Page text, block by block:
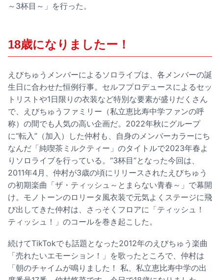
～3杯目～」を行った。
18歳になりましたー！
えびちゅうメンバーによるソロライブは、各メンバーの誕
生日に合わせた恒例行事。セルフプロデュースによるセッ
トリストや1日限りの衣装など特別な要素が盛りだくさん
で、えびちゅうファミリー（私立恵比寿中学ファンの呼
称）の間でも人気の高い企画だ。2022年秋にグループ
に“転入”（加入）した仲村も、自身のメンバーカラーにち
なんだ「純喫茶ミルクティー」のタイトルで2023年春よ
りソロライブを行っている。“3杯目”となった今回は、
2011年4月、仲村が3歳の頃にリリースされたえびちゅう
の初期楽曲「ザ・ティッシュ～とまらない青春～」で幕開
け。モノトーンのロリータ風衣装で元気よくステージに飛
び出してきた仲村は、さっそくフロアに「ティッシュ！
ティッシュ！」のコールを巻き起こした。
続けてTikTokでも話題となった2012年のえびちゅう楽曲
「売れたいエモーション！」を歌ったところで、仲村は
「朝のチャイムが鳴りました！ 私、私立恵比寿中学の出